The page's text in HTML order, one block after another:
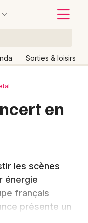
Sorties & loisirs
en
les scènes
énergie
français
présente un
les